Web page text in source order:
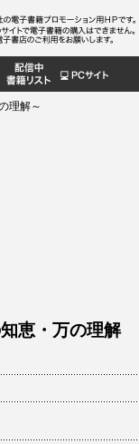
理解～
恵・万の理解